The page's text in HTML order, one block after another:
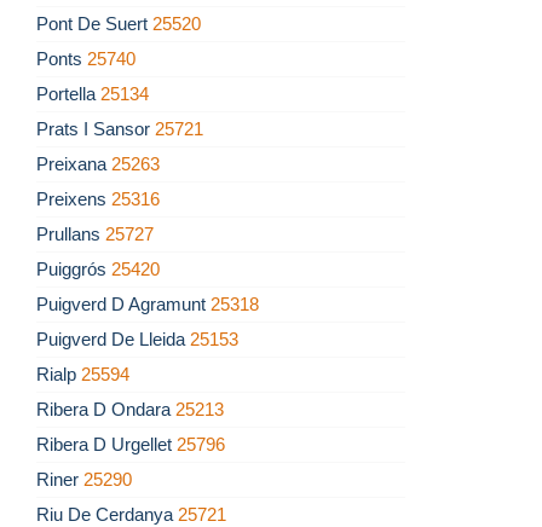
Pont De Suert 25520
Ponts 25740
Portella 25134
Prats I Sansor 25721
Preixana 25263
Preixens 25316
Prullans 25727
Puiggrós 25420
Puigverd D Agramunt 25318
Puigverd De Lleida 25153
Rialp 25594
Ribera D Ondara 25213
Ribera D Urgellet 25796
Riner 25290
Riu De Cerdanya 25721